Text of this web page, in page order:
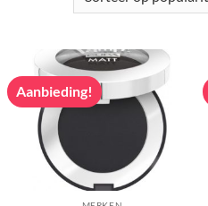
Aanbieding!